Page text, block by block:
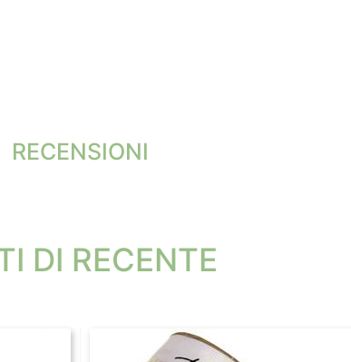
RECENSIONI
DI RECENTE